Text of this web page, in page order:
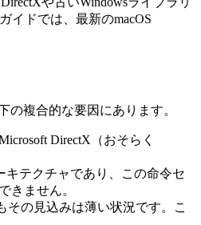
イドでは、最新のmacOS
複合的な要因にあります。
DirectX（おそらく
キテクチャであり、この命令セ
きません。
その見込みは薄い状況です。こ